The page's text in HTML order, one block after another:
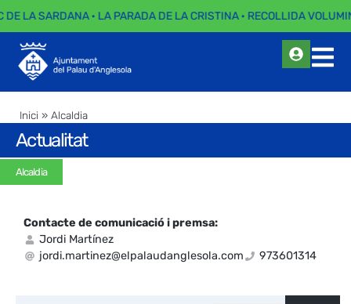
LA SARDANA · LA PARADA DE LA CRISTINA · RECOLLIDA
Inici » Alcaldia
Alcaldia
Actualitat
Contacte de comunicació i premsa:
Jordi Martínez
jordi.martinez@elpalaudanglesola.com
973601314